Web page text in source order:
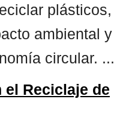
plásticos,
ambiental y
circular. ...
el Reciclaje de